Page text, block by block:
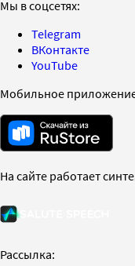
Мы в соцсетях:
Telegram
ВКонтакте
YouTube
Мобильное
На сайте работает
Рассылка: